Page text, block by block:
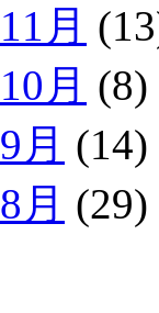
月
月 (8)
月 (14)
月 (29)